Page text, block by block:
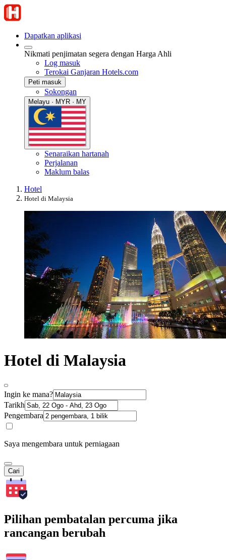
Dapatkan aplikasi
Nikmati penjimatan segera dengan Harga Ahli
Log masuk
Terokai Ganjaran Hotels.com
Peti masuk
Sokongan
Melayu · MYR · MY
Senaraikan hartanah
Perjalanan
Maklum balas
Hotel
Hotel di Malaysia
Hotel di Malaysia
Ingin ke mana?
Tarikh
Pengembara
Saya mengembara untuk perniagaan
Cari
Pilihan pembatalan percuma jika
rancangan berubah